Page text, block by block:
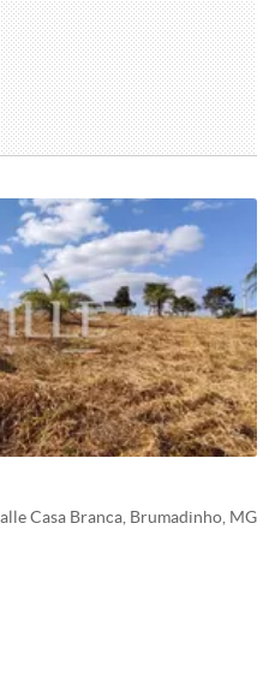
Casa Branca, Brumadinho, MG